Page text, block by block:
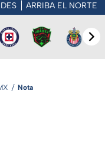
ARRIBA EL NORTE
Nota